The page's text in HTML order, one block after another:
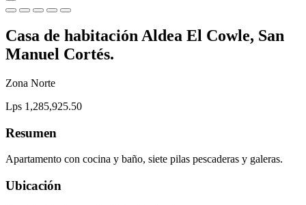
Casa de habitación Aldea El Cowle, San
Manuel Cortés.
Zona Norte
Lps 1,285,925.50
Resumen
Apartamento con cocina y baño, siete pilas pescaderas y galeras.
Ubicación